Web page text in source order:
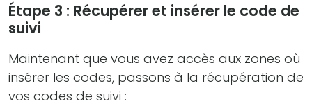
Étape 3 : Récupérer et insérer le code de
suivi
Maintenant que vous avez accès aux zones où
insérer les codes, passons à la récupération de
vos codes de suivi :